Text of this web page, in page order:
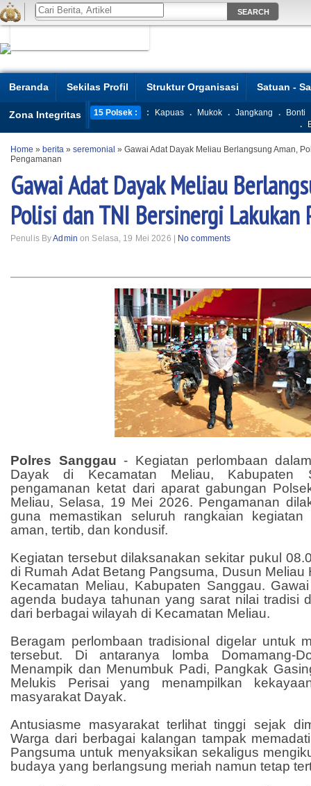
Beranda Sekilas Profil Struktur Organisasi Satuan -
Zona Integritas 15 Polsek : : Kapuas . Mukok . Jangkang .
Bonti
.
Home » berita » seremonial » Gawai Adat Dayak Meliau Berlangsung Aman,
Pengamanan
Gawai Adat Dayak Meliau
Polisi dan TNI Bersinergi Lakukan
Penulis ByAdmin on Selasa, 19 Mei 2026 | No comments
Polres Sanggau- Kegiatan perlombaan
Dayak di Kecamatan Meliau, Kabupaten
pengamanan ketat dari aparat gabungan
Meliau, Selasa, 19 Mei 2026. Pengamanan
guna memastikan seluruh rangkaian kegiatan
aman, tertib, dan kondusif.
Kegiatan tersebut dilaksanakan sekitar pukul
di Rumah Adat Betang Pangsuma, Dusun Meliau
Kecamatan Meliau, Kabupaten Sanggau.
agenda budaya tahunan yang sarat nilai tradisi
dari berbagai wilayah di Kecamatan Meliau.
Beragam perlombaan tradisional digelar untuk
tersebut. Di antaranya lomba Domamang-
Menampik dan Menumbuk Padi, Pangkak
Melukis Perisai yang menampilkan
masyarakat Dayak.
Antusiasme masyarakat terlihat tinggi sejak
Warga dari berbagai kalangan tampak
Pangsuma untuk menyaksikan sekaligus
budaya yang berlangsung meriah namun tetap